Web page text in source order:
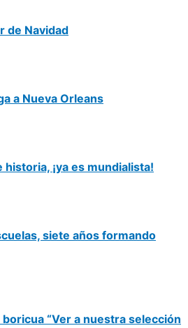
de Navidad
a Nueva Orleans
historia, ¡ya es mundialista!
siete años formando
“Ver a nuestra selección